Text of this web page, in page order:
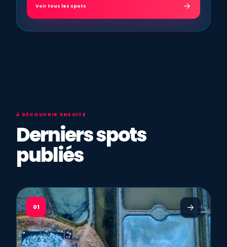
Voir tous les spots
À DÉCOUVRIR ENSUITE
Derniers spots
publiés
01